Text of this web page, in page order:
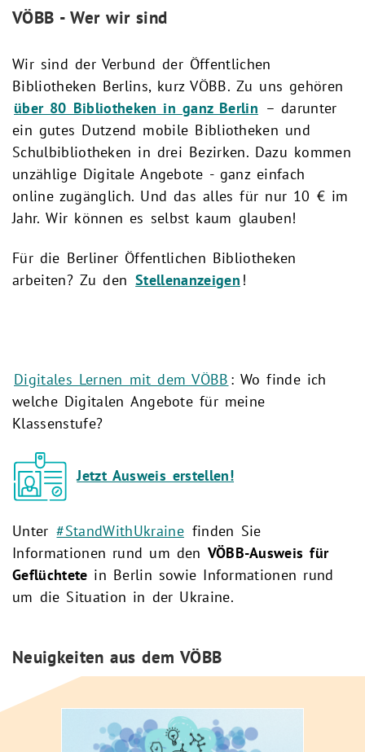
VÖBB - Wer wir sind
Wir sind der Verbund der Öffentlichen
Bibliotheken Berlins, kurz VÖBB. Zu uns gehören
über 80 Bibliotheken in ganz Berlin – darunter
ein gutes Dutzend mobile Bibliotheken und
Schulbibliotheken in drei Bezirken. Dazu kommen
unzählige Digitale Angebote - ganz einfach
online zugänglich. Und das alles für nur 10 € im
Jahr. Wir können es selbst kaum glauben!
Für die Berliner Öffentlichen Bibliotheken
arbeiten? Zu den Stellenanzeigen !
Digitales Lernen mit dem VÖBB : Wo finde ich
welche Digitalen Angebote für meine
Klassenstufe?
Jetzt Ausweis erstellen!
Unter #StandWithUkraine finden Sie
Informationen rund um den VÖBB-Ausweis für
Geflüchtete in Berlin sowie Informationen rund
um die Situation in der Ukraine.
Neuigkeiten aus dem VÖBB